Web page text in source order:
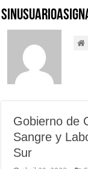
Gobierno de
Sangre y
Sur